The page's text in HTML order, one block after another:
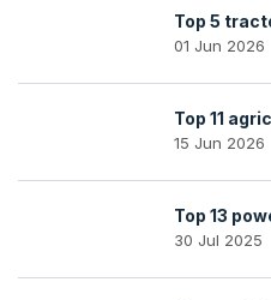
Top 5
01 Jun 2026
Top 11
15 Jun 2026
Top 13
30 Jul 2025